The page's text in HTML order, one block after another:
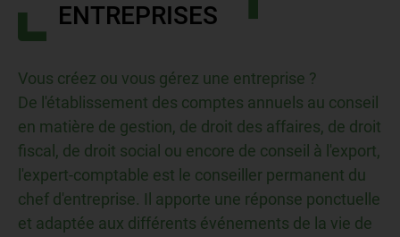
ENTREPRISES
Vous créez ou vous gérez une entreprise ?
De l'établissement des comptes annuels au conseil
en matière de gestion, de droit des affaires, de droit
fiscal, de droit social ou encore de conseil à l'export,
l'expert-comptable est le conseiller permanent du
chef d'entreprise. Il apporte une réponse ponctuelle
et adaptée aux différents événements de la vie de